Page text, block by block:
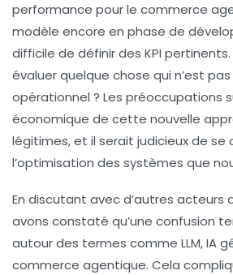
performance pour le commerce
modèle encore en phase de
difficile de définir des KPI
évaluer quelque chose qui n’est
opérationnel ? Les préoccupations
économique de cette nouvelle
légitimes, et il serait judicieux de se
l’optimisation des systèmes que
En discutant avec d’autres acteurs
avons constaté qu’une confusion
autour des termes comme LLM, IA
commerce agentique. Cela